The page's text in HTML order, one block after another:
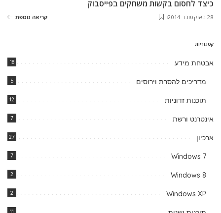
כיצד לחסום בקשות משחקים בפייסבוק
28 באוקטובר 2014 קריאה נוספת
קטגוריות
אבטחת מידע 18
מדריכים להסרת וירוסים 5
תוכנות זדוניות 12
אינטרנט ורשת 7
ארכיון 27
Windows 7
7
Windows 8
2
Windows XP
2
11